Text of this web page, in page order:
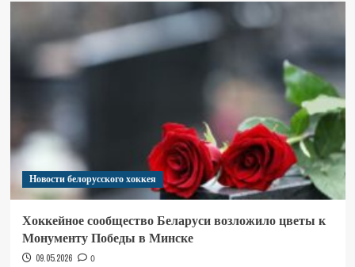
Новости белорусского хоккея
Хоккейное сообщество Беларуси возложило цветы к
Монументу Победы в Минске
09.05.2026 0